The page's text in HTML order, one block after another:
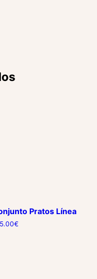
Pratos Línea
€